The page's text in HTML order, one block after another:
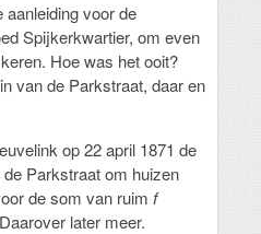
aanleiding voor de
Spijkerkwartier, om even
Hoe was het ooit?
van de Parkstraat, daar en
op 22 april 1871 de
Parkstraat om huizen
de som van ruim f
later meer.